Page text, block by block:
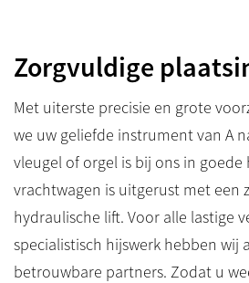
Zorgvuldige
Met uiterste precisie en grote
we uw geliefde instrument van A
vleugel of orgel is bij ons in goede
vrachtwagen is uitgerust met een
hydraulische lift. Voor alle lastige
specialistisch hijswerk hebben wij
betrouwbare partners. Zodat u